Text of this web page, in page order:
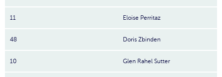
11 Eloise Perritaz
48 Doris Zbinden
10 Glen Rahel Sutter